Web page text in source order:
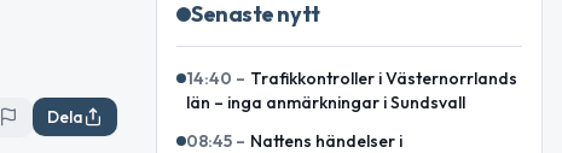
Dela
Senaste nytt
14:40 – Trafikkontroller i Västernorrlands
län – inga anmärkningar i Sundsvall
08:45 – Nattens händelser i